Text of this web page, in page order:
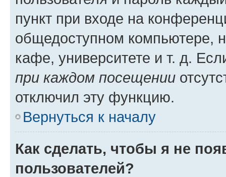
пункт при входе на
общедоступном компьютере,
кафе, университете и т. д.
при каждом посещении
отключил эту функцию.
Вернуться к началу
Как сделать, чтобы я не
пользователей?